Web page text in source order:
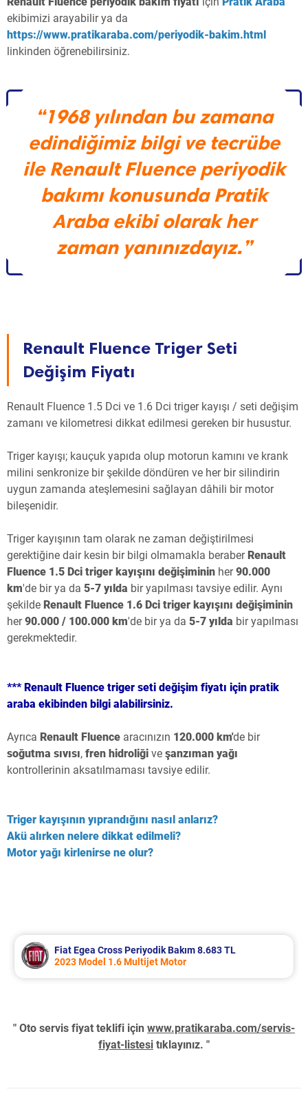
ekibimizi arayabilir ya da
https://www.pratikaraba.com/periyodik-bakim.html
linkinden öğrenebilirsiniz.
“1968 yılından bu zamana
edindiğimiz bilgi ve tecrübe
ile Renault Fluence periyodik
bakımı konusunda Pratik
Araba ekibi olarak her
zaman yanınızdayız.”
Renault Fluence Triger Seti
Değişim Fiyatı
Renault Fluence 1.5 Dci ve 1.6 Dci triger kayışı / seti değişim
zamanı ve kilometresi dikkat edilmesi gereken bir husustur.
Triger kayışı; kauçuk yapıda olup motorun kamını ve krank
milini senkronize bir şekilde döndüren ve her bir silindirin
uygun zamanda ateşlemesini sağlayan dâhili bir motor
bileşenidir.
Triger kayışının tam olarak ne zaman değiştirilmesi
gerektiğine dair kesin bir bilgi olmamakla beraberRenault
Fluence 1.5 Dci triger kayışını değişiminin her90.000
km'de bir ya da 5-7 yılda bir yapılması tavsiye edilir. Aynı
şekilde Renault Fluence 1.6 Dci triger kayışını değişiminin
her90.000 / 100.000 km'de bir ya da 5-7 yılda bir yapılması
gerekmektedir.
*** Renault Fluence triger seti değişim fiyatı için pratik
araba ekibinden bilgi alabilirsiniz.
Ayrıca Renault Fluence aracınızın 120.000 km'de bir
soğutma sıvısı, fren hidroliği ve şanzıman yağı
kontrollerinin aksatılmaması tavsiye edilir.
Triger kayışının yıprandığını nasıl anlarız?
Akü alırken nelere dikkat edilmeli?
Motor yağı kirlenirse ne olur?
Fiat Egea Cross Periyodik Bakım 8.683 TL
2023 Model 1.6 Multijet Motor
" Oto servis fiyat teklifi için www.pratikaraba.com/servis-
fiyat-listesi tıklayınız. "